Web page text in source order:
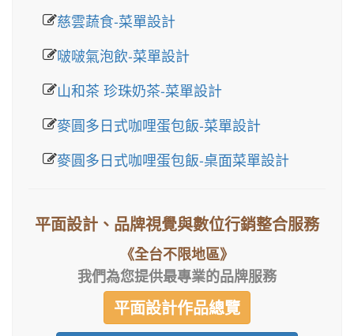
慈雲蔬食-菜單設計
啵啵氣泡飲-菜單設計
山和茶 珍珠奶茶-菜單設計
麥圓多日式咖哩蛋包飯-菜單設計
麥圓多日式咖哩蛋包飯-桌面菜單設計
平面設計、品牌視覺與數位行銷整合服務
《全台不限地區》
我們為您提供最專業的品牌服務
平面設計作品總覽